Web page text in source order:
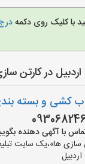
با کلیک روی دکمه
در کارتن
کشی و بسته
با آگهی دهنده بگویید:
ها»،یک سایت